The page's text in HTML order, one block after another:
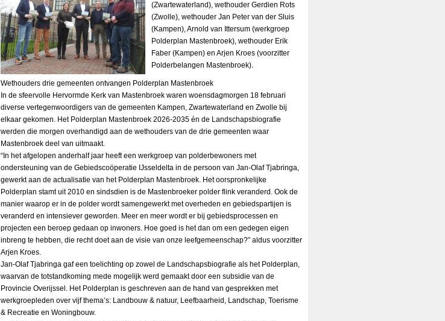
(Zwartewaterland), wethouder Gerdien Rots
(Zwolle), wethouder Jan Peter van der Sluis
(Kampen), Arnold van Ittersum (werkgroep
Polderplan Mastenbroek), wethouder Erik
Faber (Kampen) en Arjen Kroes (voorzitter
Polderbelangen Mastenbroek).
Wethouders drie gemeenten ontvangen Polderplan Mastenbroek
In de sfeervolle Hervormde Kerk van Mastenbroek waren woensdagmorgen 18 februari
diverse vertegenwoordigers van de gemeenten Kampen, Zwartewaterland en Zwolle bij
elkaar gekomen. Het Polderplan Mastenbroek 2026-2035 én de Landschapsbiografie
werden die morgen overhandigd aan de wethouders van de drie gemeenten waar
Mastenbroek deel van uitmaakt.
“In het afgelopen anderhalf jaar heeft een werkgroep van polderbewoners met
ondersteuning van de Gebiedscoöperatie IJsseldelta in de persoon van Jan-Olaf Tjabringa,
gewerkt aan de actualisatie van het Polderplan Mastenbroek. Het oorspronkelijke
Polderplan stamt uit 2010 en sindsdien is de Mastenbroeker polder flink veranderd. Ook de
manier waarop er in de polder wordt samengewerkt met overheden en gebiedspartijen is
veranderd en intensiever geworden. Meer en meer wordt er bij gebiedsprocessen en
projecten een beroep gedaan op inwoners. Hoe goed is het dan om een gedegen eigen
inbreng te hebben, die recht doet aan de visie van onze leefgemeenschap?” aldus voorzitter
Arjen Kroes.
Jan-Olaf Tjabringa gaf een toelichting op zowel de Landschapsbiografie als het Polderplan,
waarvan de totstandkoming mede mogelijk werd gemaakt door een subsidie van de
Provincie Overijssel. Het Polderplan is geschreven aan de hand van gesprekken met
werkgroepleden over vijf thema’s: Landbouw & natuur, Leefbaarheid, Landschap, Toerisme
& Recreatie en Woningbouw.